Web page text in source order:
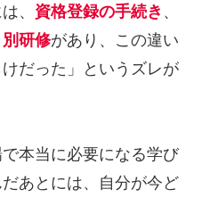
、 資格登録の手続き 、
研修があり、この違い
だった」というズレが
本当に必要になる学び
あとには、自分が今ど